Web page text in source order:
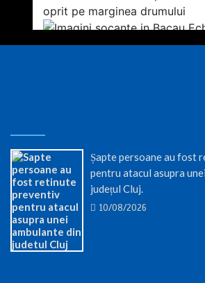
Șapte persoane au fost
pentru atacul asupra
județul Cluj.
10/08/2026